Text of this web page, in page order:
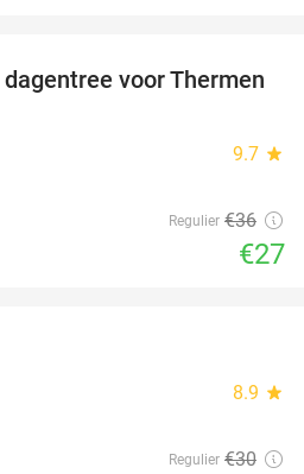
25%
voor Thermen
9.7 star
Regulier €36
€27
8.9 star
Regulier €30